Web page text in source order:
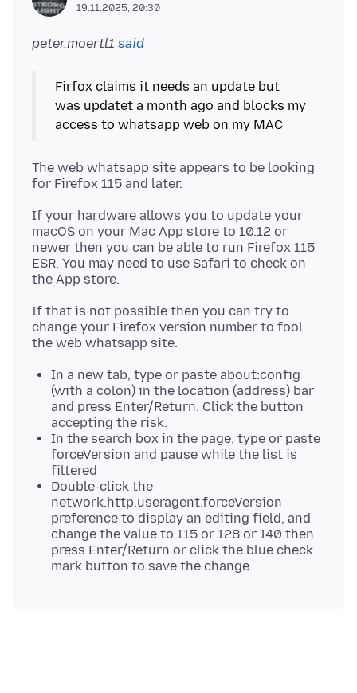
19.11.2025, 20:30
peter.moertl1 said
Firfox claims it needs an update but
was updatet a month ago and blocks my
The web whatsapp site appears to be looking
If your hardware allows you to update your
macOS on your Mac App store to 10.12 or
newer then you can be able to run Firefox 115
ESR. You may need to use Safari to check on
If that is not possible then you can try to
change your Firefox version number to fool
In a new tab, type or paste about:config
(with a colon) in the location (address) bar
and press Enter/Return. Click the button
accepting the risk.
In the search box in the page, type or paste
forceVersion and pause while the list is
filtered
Double-click the
network.http.useragent.forceVersion
preference to display an editing field, and
change the value to 115 or 128 or 140 then
press Enter/Return or click the blue check
mark button to save the change.